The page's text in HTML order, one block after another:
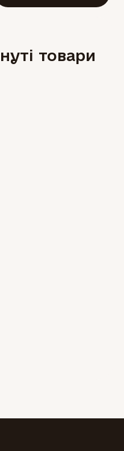
товари